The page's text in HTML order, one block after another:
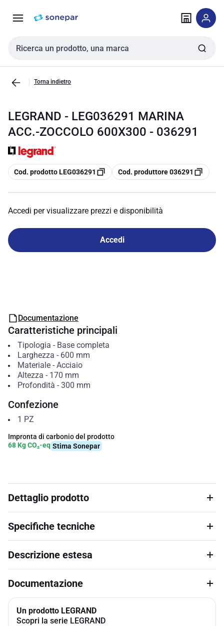
navigazione alla
Cerca input
Torna indietro
LEGRAND - LEG036291 MARINA
ACC.-ZOCCOLO 600X300 - 036291
copia
Cod. prodotto LEG036291 copia
Cod. produttore 036291
Accedi per visualizzare prezzi e disponibilità
Accedi
Documentazione
Caratteristiche principali
Tipologia - Base completa
Larghezza - 600 mm
Materiale- Acciaio
Altezza - 170 mm
Profondità - 300 mm
Confezione
1 PZ
Impronta di carbonio del prodotto
68 Kg CO₂-eq Stima Sonepar
Dettaglio prodotto
Specifiche tecniche
Descrizione estesa
Documentazione
Un prodotto LEGRAND
Scopri la serie LEGRAND